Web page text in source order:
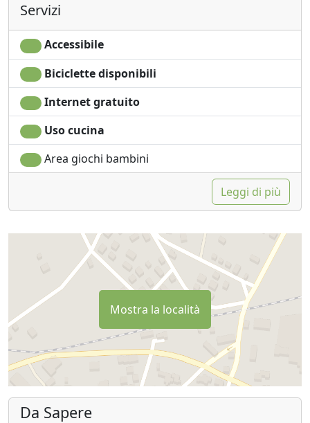
Servizi
Accessibile
Biciclette disponibili
Internet gratuito
Uso cucina
Area giochi bambini
Leggi di più
Mostra la località
Da Sapere